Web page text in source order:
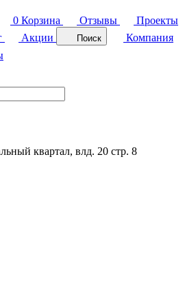
0 Корзина Отзывы
Проекты
Акции Поиск
Компания
квартал, влд. 20 стр. 8